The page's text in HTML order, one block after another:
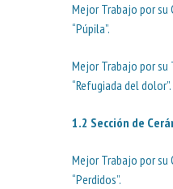
Mejor Trabajo por su
“Púpila”.
Mejor Trabajo por su
“Refugiada del dolor”.
1.2 Sección de
Mejor Trabajo por su
“Perdidos”.